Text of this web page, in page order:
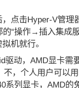
点击Hyper-V管理
“操作→插入集成服
机就行。
驱动，AMD显卡需
，个人用户可以
系列显卡，AMD的